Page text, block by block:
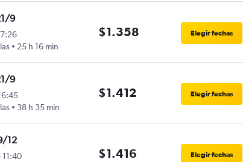
9
7:26
25 h 16 min
$1.358 Elegir fechas
9
38 h 35 min
$1.412 Elegir fechas
12
11:40
$1.416 Elegir fechas